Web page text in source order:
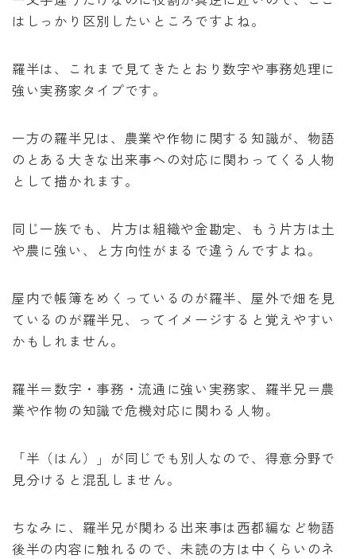
はしっかり区別したいところですよね。
羅半は、これまで見てきたとおり数字や事務処理に
強い実務家タイプです。
一方の羅半兄は、農業や作物に関する知識が、物語
のとある大きな出来事への対応に関わってくる人物
として描かれます。
同じ一族でも、片方は組織や金勘定、もう片方は土
や農に強い、と方向性がまるで違うんですよね。
屋内で帳簿をめくっているのが羅半、屋外で畑を見
ているのが羅半兄、ってイメージすると覚えやすい
かもしれません。
羅半＝数字・事務・流通に強い実務家、羅半兄＝農
業や作物の知識で危機対応に関わる人物。
「半（はん）」が同じでも別人なので、得意分野で
見分けると混乱しません。
ちなみに、羅半兄が関わる出来事は西都編など物語
後半の内容に触れるので、未読の方は中くらいのネ